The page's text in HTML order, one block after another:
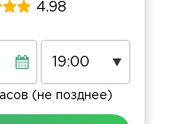
4.98
(не позднее)